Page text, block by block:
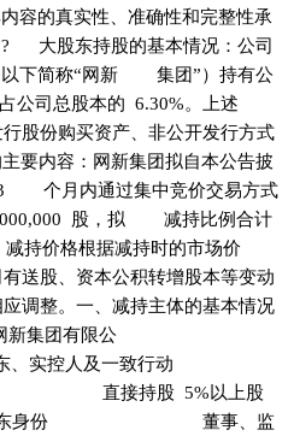
容的真实性、准确性和完整性承
? 大股东持股的基本情况：公司
以下简称“网新 集团”）持有公
公司总股本的 6.30%。上述
份购买资产、非公开发行方式
内容：网新集团拟自本公告披
个月内通过集中竞价交易方式
股，拟 减持比例合计
持价格根据减持时的市场价
股、资本公积转增股本等变动
整。一、减持主体的基本情况
团有限公
及一致行动
持股 5%以上股
身份 董事、监